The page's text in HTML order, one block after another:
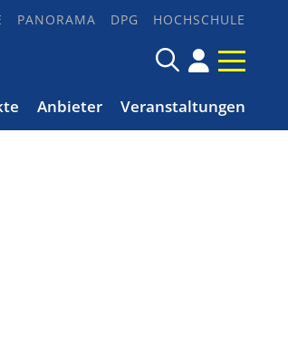
PANORAMA DPG HOCHSCHULE
Anbieter Veranstaltungen